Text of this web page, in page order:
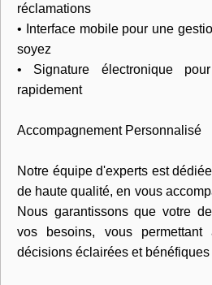
réclamations
• Interface mobile pour une
soyez
• Signature électronique
rapidement
Accompagnement Personnalisé
Notre équipe d'experts est
de haute qualité, en vous
Nous garantissons que votre
vos besoins, vous
décisions éclairées et